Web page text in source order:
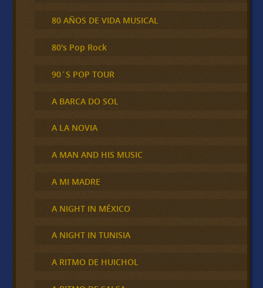
80 AÑOS DE VIDA MUSICAL
80's Pop Rock
90´S POP TOUR
A BARCA DO SOL
A LA NOVIA
A MAN AND HIS MUSIC
A MI MADRE
A NIGHT IN MÉXICO
A NIGHT IN TUNISIA
A RITMO DE HUICHOL